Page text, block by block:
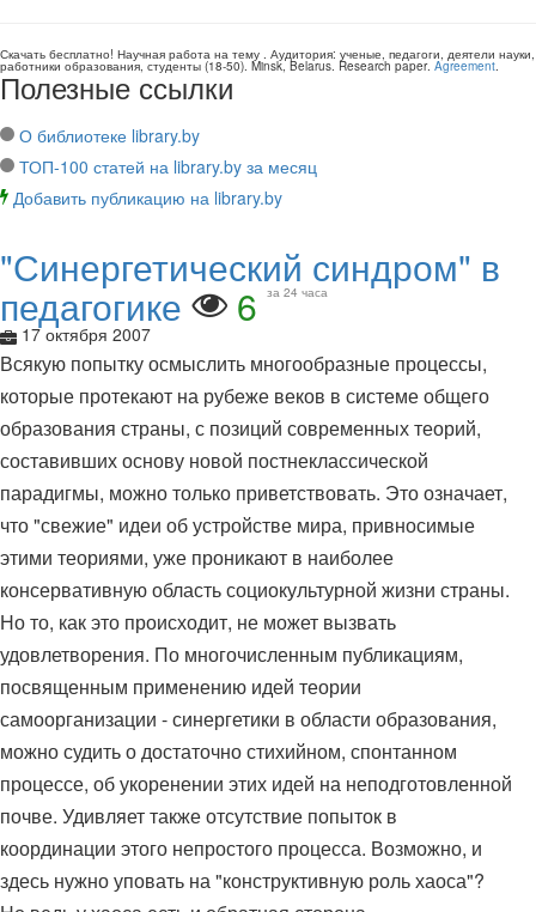
Скачать бесплатно! Научная работа на тему . Аудитория: ученые, педагоги, деятели науки,
работники образования, студенты (18-50). Minsk, Belarus. Research paper. Agreement.
Полезные ссылки
О библиотеке library.by
ТОП-100 статей на library.by за месяц
Добавить публикацию на library.by
"Синергетический синдром" в
педагогике 6 за 24 часа
17 октября 2007
Всякую попытку осмыслить многообразные процессы,
которые протекают на рубеже веков в системе общего
образования страны, с позиций современных теорий,
составивших основу новой постнеклассической
парадигмы, можно только приветствовать. Это означает,
что "свежие" идеи об устройстве мира, привносимые
этими теориями, уже проникают в наиболее
консервативную область социокультурной жизни страны.
Но то, как это происходит, не может вызвать
удовлетворения. По многочисленным публикациям,
посвященным применению идей теории
самоорганизации - синергетики в области образования,
можно судить о достаточно стихийном, спонтанном
процессе, об укоренении этих идей на неподготовленной
почве. Удивляет также отсутствие попыток в
координации этого непростого процесса. Возможно, и
здесь нужно уповать на "конструктивную роль хаоса"?